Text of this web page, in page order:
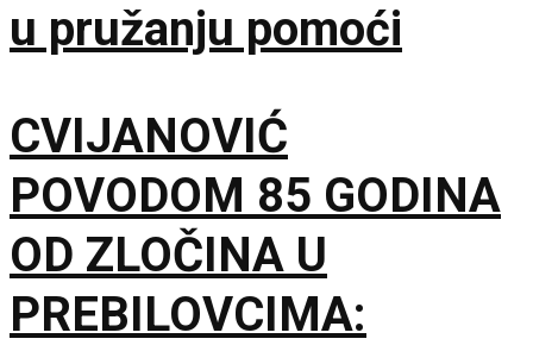
u pružanju pomoći
CVIJANOVIĆ
POVODOM 85 GODINA
OD ZLOČINA U
PREBILOVCIMA: